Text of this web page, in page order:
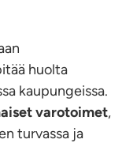
huolta
kaupungeissa.
varotoimet,
turvassa ja